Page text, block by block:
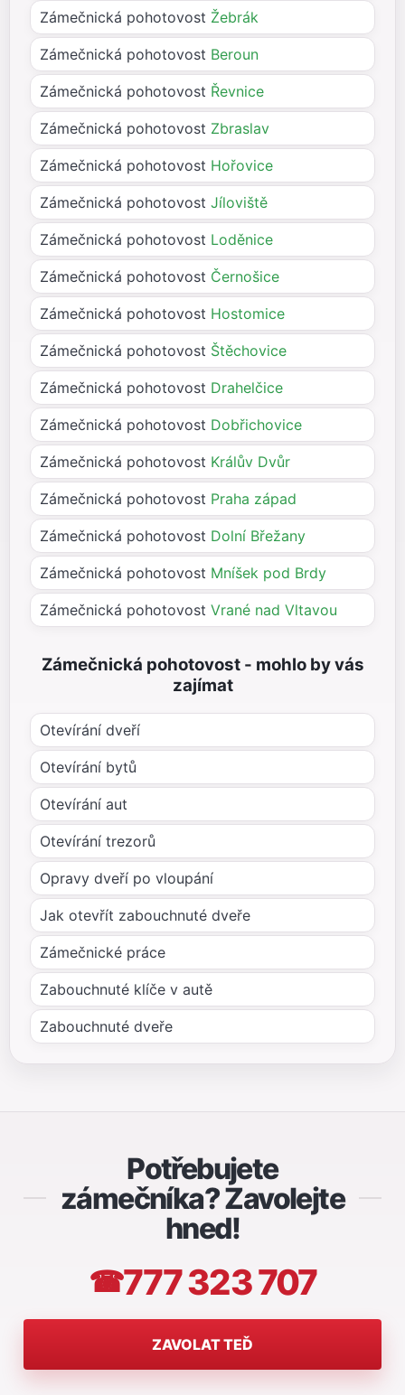
Zámečnická pohotovost Žebrák
Zámečnická pohotovost Beroun
Zámečnická pohotovost Řevnice
Zámečnická pohotovost Zbraslav
Zámečnická pohotovost Hořovice
Zámečnická pohotovost Jíloviště
Zámečnická pohotovost Loděnice
Zámečnická pohotovost Černošice
Zámečnická pohotovost Hostomice
Zámečnická pohotovost Štěchovice
Zámečnická pohotovost Drahelčice
Zámečnická pohotovost Dobřichovice
Zámečnická pohotovost Králův Dvůr
Zámečnická pohotovost Praha západ
Zámečnická pohotovost Dolní Břežany
Zámečnická pohotovost Mníšek pod Brdy
Zámečnická pohotovost Vrané nad Vltavou
Zámečnická pohotovost - mohlo by vás
zajímat
Otevírání dveří
Otevírání bytů
Otevírání aut
Otevírání trezorů
Opravy dveří po vloupání
Jak otevřít zabouchnuté dveře
Zámečnické práce
Zabouchnuté klíče v autě
Zabouchnuté dveře
Potřebujete
zámečníka? Zavolejte
hned!
☎777 323 707
ZAVOLAT TEĎ